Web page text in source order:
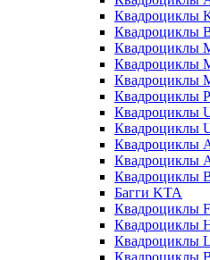
Квадроциклы
Квадроциклы
Квадроциклы
Квадроциклы
Квадроциклы
Квадроциклы
Квадроциклы
Квадроциклы
Квадроциклы
Квадроциклы
Квадроциклы
Багги KTA
Квадроциклы
Квадроциклы
Квадроциклы
Квадроциклы